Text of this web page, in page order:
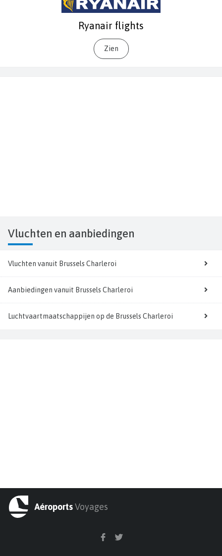
Ryanair flights
Zien
Vluchten en aanbiedingen
Vluchten vanuit Brussels Charleroi
Aanbiedingen vanuit Brussels Charleroi
Luchtvaartmaatschappijen op de Brussels Charleroi
AéroportsVoyages